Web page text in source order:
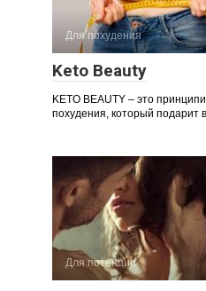
Для похудения
Keto Beauty
KETO BEAUTY – это
похудения, который подарит
Для потенции